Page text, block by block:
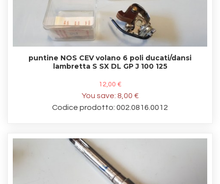
puntine NOS CEV volano 6 poli ducati/dansi
lambretta S SX DL GP J 100 125
12,00 €
You save: 8,00 €
Codice prodotto: 002.0816.0012